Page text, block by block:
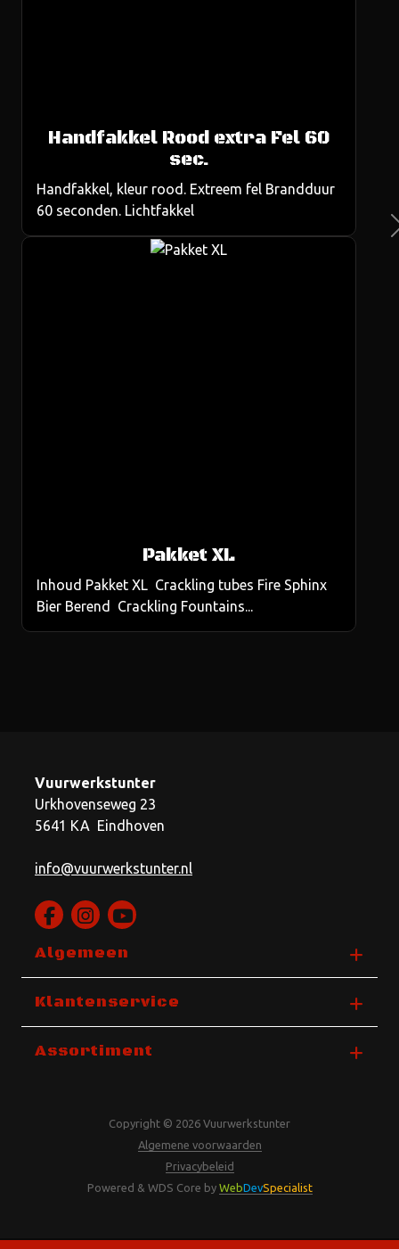
Handfakkel Rood extra Fel 60
sec.
Handfakkel, kleur rood. Extreem fel Brandduur
60 seconden. Lichtfakkel
Pakket XL
Inhoud Pakket XL Crackling tubes Fire Sphinx
Bier Berend Crackling Fountains...
Vuurwerkstunter
Urkhovenseweg 23
5641 KA Eindhoven
info@vuurwerkstunter.nl
Algemeen
Klantenservice
Assortiment
Copyright © 2026 Vuurwerkstunter
Algemene voorwaarden
Privacybeleid
Powered & WDS Core by WebDevSpecialist